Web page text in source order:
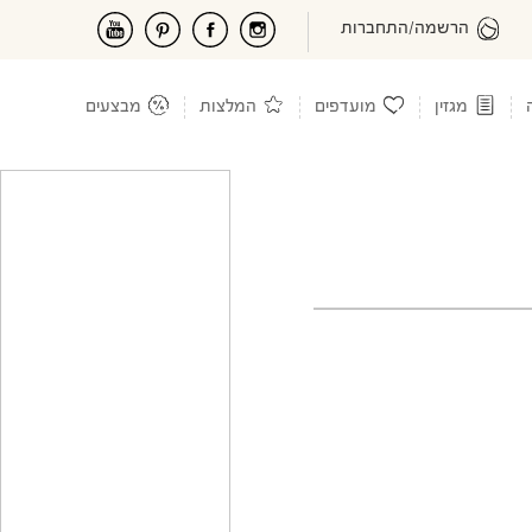
הרשמה/התחברות
מגזין מועדפים המלצות מבצעים